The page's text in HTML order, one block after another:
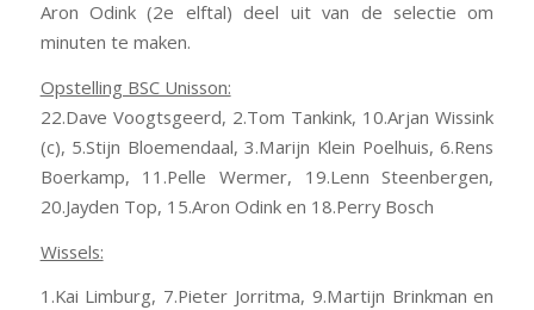
Aron Odink (2e elftal) deel uit van de selectie om
minuten te maken.
Opstelling BSC Unisson:
22.Dave Voogtsgeerd, 2.Tom Tankink, 10.Arjan Wissink
(c), 5.Stijn Bloemendaal, 3.Marijn Klein Poelhuis, 6.Rens
Boerkamp, 11.Pelle Wermer, 19.Lenn Steenbergen,
20.Jayden Top, 15.Aron Odink en 18.Perry Bosch
Wissels:
1.Kai Limburg, 7.Pieter Jorritma, 9.Martijn Brinkman en